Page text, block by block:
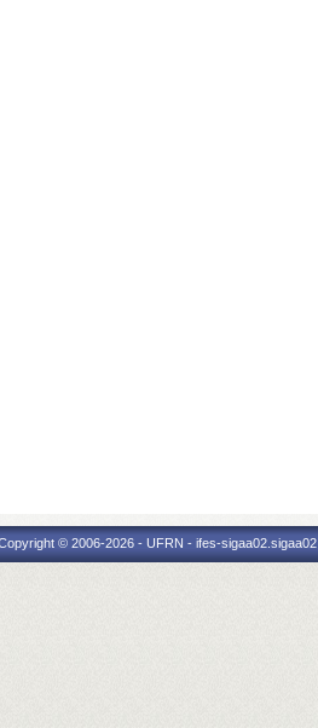
© 2006-2026 - UFRN - ifes-sigaa02.sigaa02